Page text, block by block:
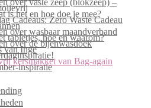
over vaste zeep (blokzeep) –
is het en hoe doe je mee?
Cadeaus: Zero Waste Cadeau
over wasbaar maandverband
tabletjes, hoe en waarom?
over de bijenwasdoek
van Inge
kerstpakket van Bag-again
inspiratie